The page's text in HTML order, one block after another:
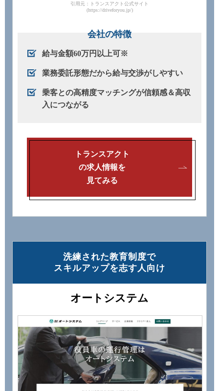
引用元：トランスアクト公式サイト
(https://driveforyou.jp/)
会社の特徴
給与金額60万円以上可※
業務委託形態だから給与交渉がしやすい
乗客との高精度マッチングが信頼感＆高収
入につながる
トランスアクト
の求人情報を
見てみる
洗練された教育制度で
スキルアップを志す⼈向け
オートシステム